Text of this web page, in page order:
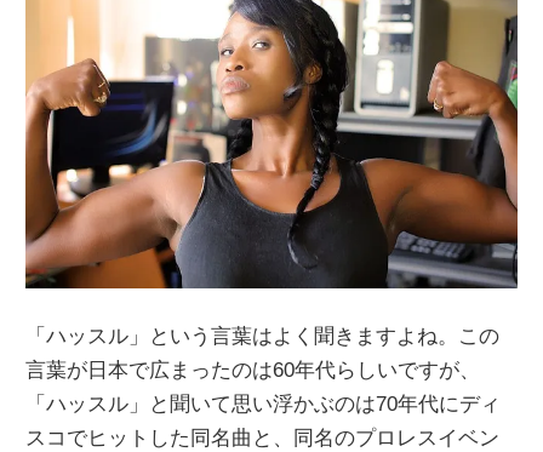
「ハッスル」という言葉はよく聞きますよね。この
言葉が日本で広まったのは60年代らしいですが、
「ハッスル」と聞いて思い浮かぶのは70年代にディ
スコでヒットした同名曲と、同名のプロレスイベン